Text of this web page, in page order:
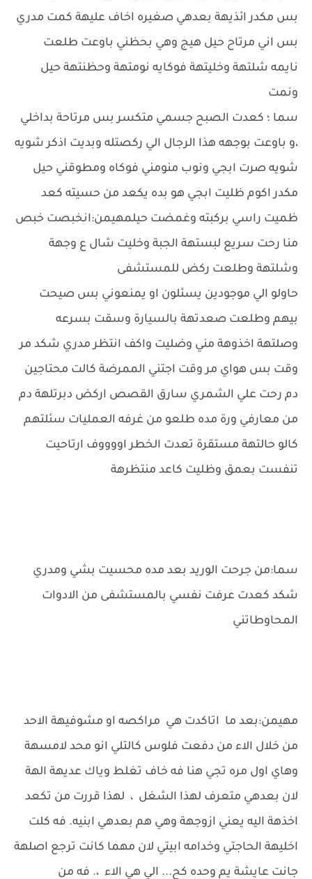
بس مكدر ائذيهة بعدهي صغيره اخاف عليهة كمت مدري
بس اني مرتاح حيل هيج وهي بحظني باوعت طلعت
نايمه شلتهة وخليتهة فوكايه نومتهة وحظنتهة حيل
ونمت
سما ؛ كعدت الصبح جسمي متكسر بس مرتاحة بداخلي
،و باوعت بوجهه هذا الرجال الي ركصتله وبديت اذكر شويه
شويه صرت ابجي ونوب منومني فوكاه ومطوقني حيل
مكدر اكوم ظليت ابجي هو بده يكعد من حسيته كعد
ظميت راسي بركبته وغمضت حيلمهيمن:انخبصت خبص
منا رحت سريع لبستهة الجبة وخليت شال ع وجهة
وشلتهة وطلعت ركض للمستشفى
حاولو الي موجودين يسئلون او يمنعوني بس صيحت
بيهم وطلعت صعدتهة بالسيارة وسقت بسرعه
وصلتهة اخذوهة مني وضليت واكف انتظر مدري شكد مر
وقت بس هواي مر وقت اجتني الممرضة كالت محتاجين
دم رحت علي الشمري سارق القصص اركض دبرتلهة دم
من معارفي ورة مده طلعو من غرفه العمليات سئلتهم
كالو حالتهة مستقرة تعدت الخطر اووووف ارتاحيت
تنفست بعمق وظليت كاعد منتظرهة
سما:من جرحت الوريد بعد مده محسيت بشي ومدري
شكد كعدت عرفت نفسي بالمستشفى من الادوات
المحاوطاتني
مهيمن:بعد ما اتاكدت هي مراكصه او مشوفيهة الاحد
من خلال الاء من دفعت فلوس كالتلي انو محد لامسهة
وهاي اول مره تجي هنا فه خاف تغلط وياك عديهة الهة
لان بعدهي متعرف لهذا الشغل ، لهذا قررت من تكعد
اخذهة اليه يعني ازوجهة وهي هم بعدهي ابنيه. فه كلت
اخليهة الحاجتي وخدامه ابيتي لان مهما كانت ترجع اصلهة
جانت عايشة يم وحده كح... الي هي الاء ،. فه من